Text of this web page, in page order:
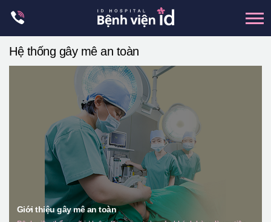
Trẻ hoá đàn hồi
Thẩm mỹ ngực
Trung tâm petit
Thẩm mỹ boby
Hệ thống gây mê an toàn
Giới thiệu gây mê an toàn